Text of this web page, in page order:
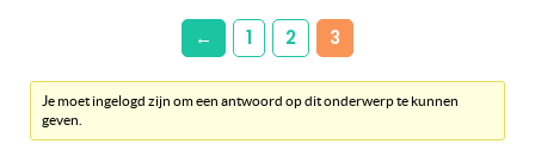
← 1 2 3
Je moet ingelogd zijn om een antwoord op dit onderwerp te kunnen
geven.